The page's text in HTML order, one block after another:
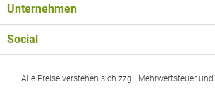
Unternehmen
Social
Alle Preise verstehen sich zzgl. Mehrwertsteuer